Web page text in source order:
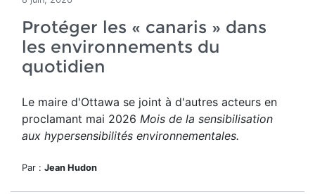
Protéger les « canaris » dans
les environnements du
quotidien
Le maire d'Ottawa se joint à d'autres acteurs en
proclamant mai 2026 Mois de la sensibilisation
aux hypersensibilités environnementales.
Par : Jean Hudon